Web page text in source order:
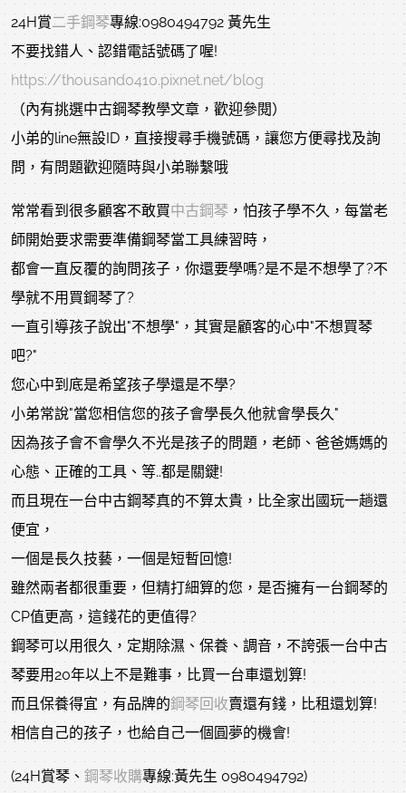
24H賞二手鋼琴專線:0980494792 黃先生
不要找錯人、認錯電話號碼了喔!
https://thousand0410.pixnet.net/blog
（內有挑選中古鋼琴教學文章，歡迎參閱）
小弟的line無設ID，直接搜尋手機號碼，讓您方便尋找及詢
問，有問題歡迎隨時與小弟聯繫哦
常常看到很多顧客不敢買中古鋼琴 ，怕孩子學不久，每當老
師開始要求需要準備鋼琴當工具練習時，
都會一直反覆的詢問孩子，你還要學嗎?是不是不想學了?不
學就不用買鋼琴了?
一直引導孩子說出"不想學"，其實是顧客的心中"不想買琴
吧?"
您心中到底是希望孩子學還是不學?
小弟常說"當您相信您的孩子會學長久他就會學長久"
因為孩子會不會學久不光是孩子的問題，老師、爸爸媽媽的
心態、正確的工具、等..都是關鍵!
而且現在一台中古鋼琴真的不算太貴，比全家出國玩一趟還
便宜，
一個是長久技藝，一個是短暫回憶!
雖然兩者都很重要，但精打細算的您，是否擁有一台鋼琴的
CP值更高，這錢花的更值得?
鋼琴可以用很久，定期除濕、保養、調音，不誇張一台中古
琴要用20年以上不是難事，比買一台車還划算!
而且保養得宜，有品牌的鋼琴回收賣還有錢，比租還划算!
相信自己的孩子，也給自己一個圓夢的機會!
(24H賞琴、 鋼琴收購專線:黃先生 0980494792)